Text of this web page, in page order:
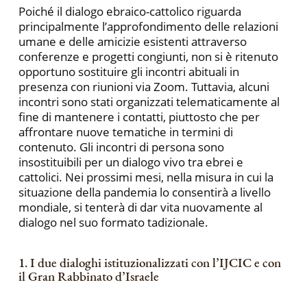
Poiché il dialogo ebraico-cattolico riguarda
principalmente l’approfondimento delle relazioni
umane e delle amicizie esistenti attraverso
conferenze e progetti congiunti, non si è ritenuto
opportuno sostituire gli incontri abituali in
presenza con riunioni via Zoom. Tuttavia, alcuni
incontri sono stati organizzati telematicamente al
fine di mantenere i contatti, piuttosto che per
affrontare nuove tematiche in termini di
contenuto. Gli incontri di persona sono
insostituibili per un dialogo vivo tra ebrei e
cattolici. Nei prossimi mesi, nella misura in cui la
situazione della pandemia lo consentirà a livello
mondiale, si tenterà di dar vita nuovamente al
dialogo nel suo formato tadizionale.
1. I due dialoghi istituzionalizzati con l’IJCIC e con
il Gran Rabbinato d’Israele